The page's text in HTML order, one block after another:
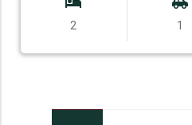
2 1